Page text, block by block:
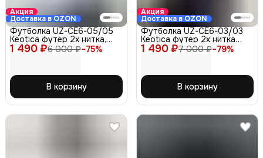
Акция
Доставка в OZON
1 490 ₽6 000 ₽−75%
Футболка UZ-СЕ6-05/05
Keotica футер 2х нитка,
белая 52-54
В корзину
Акция
Доставка в OZON
1 490 ₽7 000 ₽−79%
Футболка UZ-СЕ6-03/03
Keotica футер 2х нитка
серая 52-54
В корзину